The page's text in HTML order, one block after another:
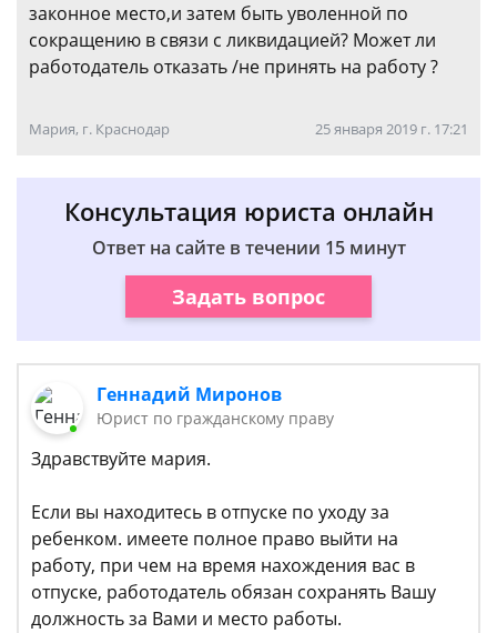
законное место,и затем быть уволенной по
сокращению в связи с ликвидацией? Может ли
работодатель отказать /не принять на работу ?
Мария, г. Краснодар 25 января 2019 г. 17:21
Консультация юриста онлайн
Ответ на сайте в течении 15 минут
Задать вопрос
Геннадий Миронов
Юрист по гражданскому праву
Здравствуйте мария.
Если вы находитесь в отпуске по уходу за
ребенком. имеете полное право выйти на
работу, при чем на время нахождения вас в
отпуске, работодатель обязан сохранять Вашу
должность за Вами и место работы.